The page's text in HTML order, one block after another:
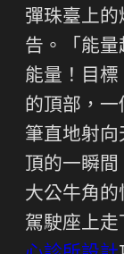
彈珠臺上
告。「能
能量！目
的頂部，
筆直地射
頂的一瞬
大公牛角的
駕駛座上走